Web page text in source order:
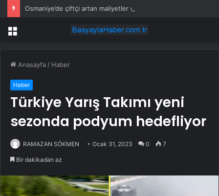
Menü
Anasayfa / Haber
Haber
Türkiye Yarış Takımı yeni
sezonda podyum hedefliyor
RAMAZAN SÖKMEN Ocak 31, 2023 0 7
Bir dakikadan az